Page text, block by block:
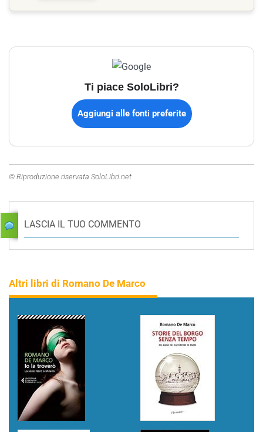
Ti piace SoloLibri?
Aggiungi alle fonti preferite
© Riproduzione riservata SoloLibri.net
LASCIA IL TUO COMMENTO
Altri libri di Romano De Marco